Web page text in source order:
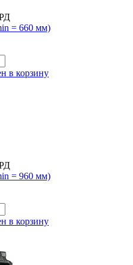
= 660 мм)
в корзину
= 960 мм)
в корзину